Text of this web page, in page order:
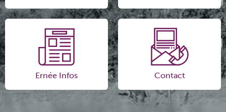
Ernée Infos Contact